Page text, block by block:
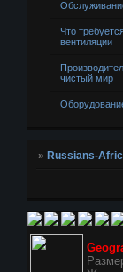
Что
вентиляции
чистый мир
»Russians-